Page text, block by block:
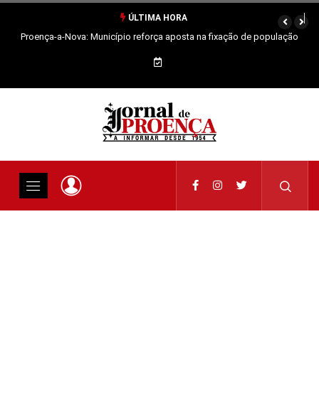
ÚLTIMA HORA
Proença-a-Nova: Município reforça aposta na fixação de população